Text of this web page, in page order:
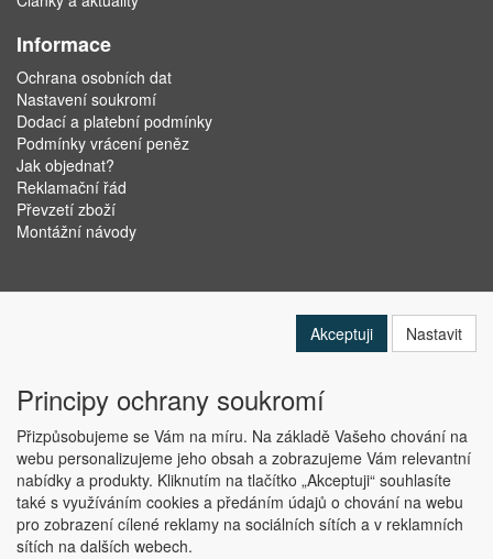
Informace
Ochrana osobních dat
Nastavení soukromí
Dodací a platební podmínky
Podmínky vrácení peněz
Jak objednat?
Reklamační řád
Převzetí zboží
Montážní návody
Copyright © ABRA Software a.s. 2019
Akceptuji Nastavit
Principy ochrany soukromí
Přizpůsobujeme se Vám na míru. Na základě Vašeho chování na
webu personalizujeme jeho obsah a zobrazujeme Vám relevantní
nabídky a produkty. Kliknutím na tlačítko „Akceptuji“ souhlasíte
také s využíváním cookies a předáním údajů o chování na webu
pro zobrazení cílené reklamy na sociálních sítích a v reklamních
sítích na dalších webech.